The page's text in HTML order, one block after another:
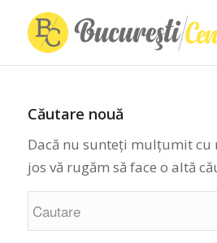
Căutare nouă
Dacă nu sunteți mulțumit cu
jos vă rugăm să face o altă